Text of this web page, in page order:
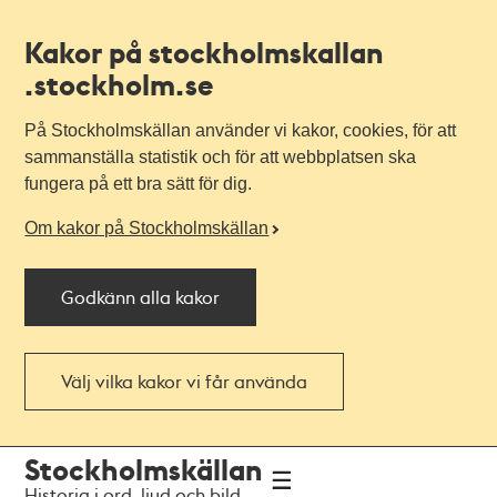
Kakor på stockholmskallan
.stockholm.se
På Stockholmskällan använder vi kakor, cookies, för att
sammanställa statistik och för att webbplatsen ska
fungera på ett bra sätt för dig.
Om kakor på Stockholmskällan
Godkänn alla kakor
Välj vilka kakor vi får använda
navigationen
huvudinnehållet
Stockholmskällan